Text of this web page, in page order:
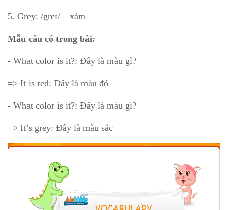
5. Grey: /greɪ/ – xám
Mẫu câu có trong bài:
- What color is it?: Đây là màu gì?
=> It is red: Đây là màu đỏ
- What color is it?: Đây là màu gì?
=> It’s grey: Đây là màu sắc